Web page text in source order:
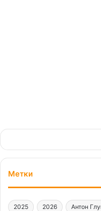
Метки
2025 2026 Антон